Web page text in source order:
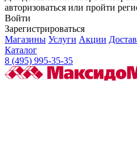
авторизоваться или пройти
Войти
Зарегистрироваться
Магазины Услуги Акции
Каталог
8 (495) 995-35-35